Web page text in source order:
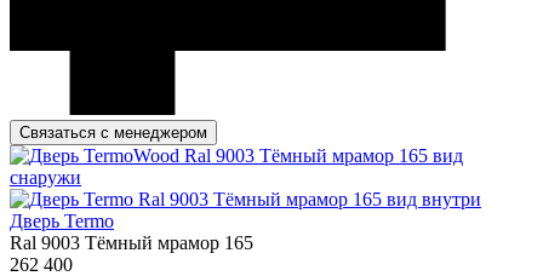
Связаться с менеджером
Дверь Termo
Ral 9003 Тёмный мрамор 165
262 400